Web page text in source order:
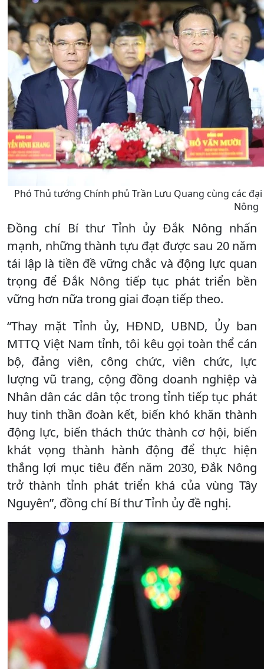
Phó Thủ tướng Chính phủ Trần Lưu Quang cùng các
Nông
Đồng chí Bí thư Tỉnh ủy Đắk Nông nhấn
mạnh, những thành tựu đạt được sau 20 năm
tái lập là tiền đề vững chắc và động lực quan
trọng để Đắk Nông tiếp tục phát triển bền
vững hơn nữa trong giai đoạn tiếp theo.
“Thay mặt Tỉnh ủy, HĐND, UBND, Ủy ban
MTTQ Việt Nam tỉnh, tôi kêu gọi toàn thể cán
bộ, đảng viên, công chức, viên chức, lực
lượng vũ trang, cộng đồng doanh nghiệp và
Nhân dân các dân tộc trong tỉnh tiếp tục phát
huy tinh thần đoàn kết, biến khó khăn thành
động lực, biến thách thức thành cơ hội, biến
khát vọng thành hành động để thực hiện
thắng lợi mục tiêu đến năm 2030, Đắk Nông
trở thành tỉnh phát triển khá của vùng Tây
Nguyên”, đồng chí Bí thư Tỉnh ủy đề nghị.